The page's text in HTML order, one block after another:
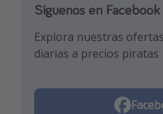
Síguenos en Facebook
Explora nuestras
diarias a precios piratas
Síguenos en TikTok
¡Para enterarte de las
mejores trucos de viaje!